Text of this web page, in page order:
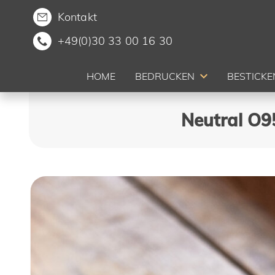
Kontakt
+49(0)30 33 00 16 30
HOME BEDRUCKEN
Neutral